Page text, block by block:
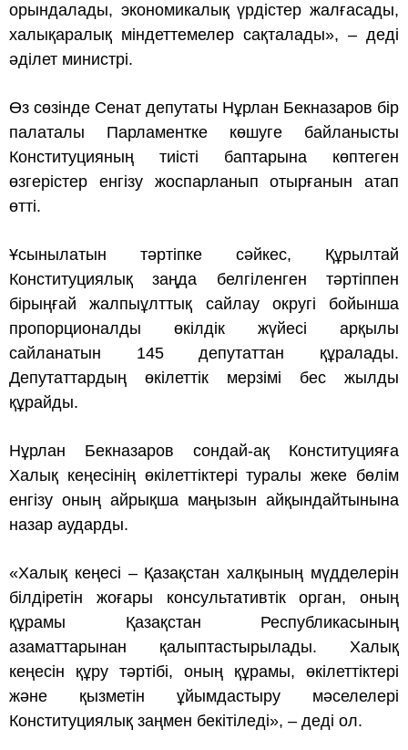
орындалады, экономикалық үрдістер жалғасады,
халықаралық міндеттемелер сақталады», – деді
әділет министрі.
Өз сөзінде Сенат депутаты Нұрлан Бекназаров бір
палаталы Парламентке көшуге байланысты
Конституцияның тиісті баптарына көптеген
өзгерістер енгізу жоспарланып отырғанын атап
өтті.
Ұсынылатын тәртіпке сәйкес, Құрылтай
Конституциялық заңда белгіленген тәртіппен
бірыңғай жалпыұлттық сайлау округі бойынша
пропорционалды өкілдік жүйесі арқылы
сайланатын 145 депутаттан құралады.
Депутаттардың өкілеттік мерзімі бес жылды
құрайды.
Нұрлан Бекназаров сондай-ақ Конституцияға
Халық кеңесінің өкілеттіктері туралы жеке бөлім
енгізу оның айрықша маңызын айқындайтынына
назар аударды.
«Халық кеңесі – Қазақстан халқының мүдделерін
білдіретін жоғары консультативтік орган, оның
құрамы Қазақстан Республикасының
азаматтарынан қалыптастырылады. Халық
кеңесін құру тәртібі, оның құрамы, өкілеттіктері
және қызметін ұйымдастыру мәселелері
Конституциялық заңмен бекітіледі», – деді ол.